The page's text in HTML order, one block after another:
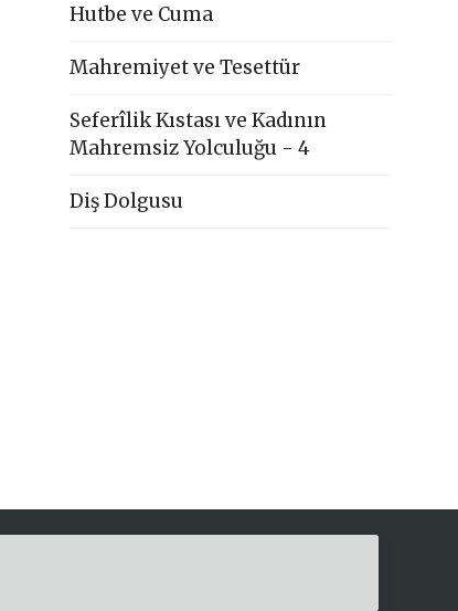
Hutbe ve Cuma
Mahremiyet ve Tesettür
Seferîlik Kıstası ve Kadının
Mahremsiz Yolculuğu - 4
Diş Dolgusu